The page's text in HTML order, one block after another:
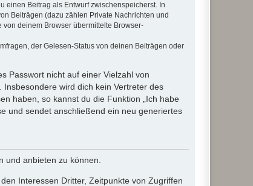
einen Beitrag als Entwurf zwischenspeicherst. In
Beiträgen (dazu zählen Private Nachrichten und
deinem Browser übermittelte Browser-
der Gelesen-Status von deinen Beiträgen oder
Passwort nicht auf einer Vielzahl von
wird dich kein Vertreter des
haben, so kannst du die Funktion „Ich habe
und sendet anschließend ein neu generiertes
und anbieten zu können.
Interessen Dritter, Zeitpunkte von Zugriffen